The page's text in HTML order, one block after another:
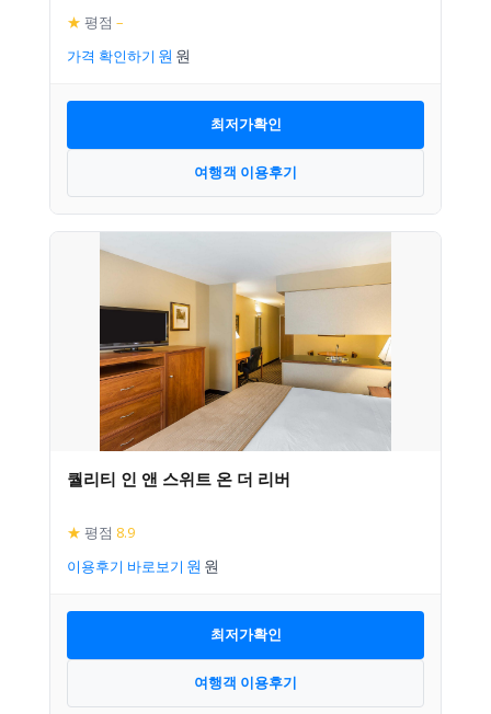
★ 평점 –
가격 확인하기
최저가확인
여행객 이용후기
퀄리티 인 앤 스위트 온 더 리버
★ 평점 8.9
이용후기 바로보기
최저가확인
여행객 이용후기